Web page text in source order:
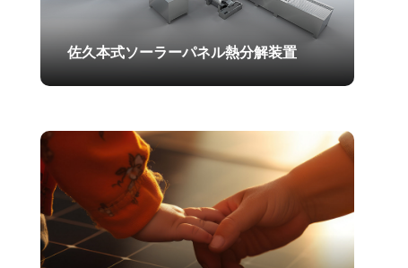
佐久本式ソーラーパネル熱分解装置